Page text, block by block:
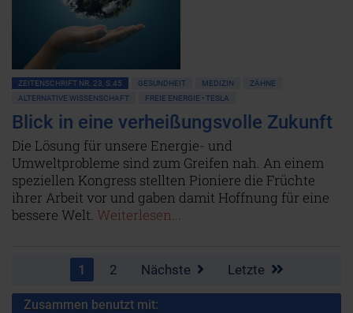
ZEITENSCHRIFT NR. 23, S.45 GESUNDHEIT MEDIZIN
ZÄHNE
ALTERNATIVE WISSENSCHAFT
FREIE ENERGIE • TESLA
Blick in eine verheißungsvolle Zukunft
Die Lösung für unsere Energie- und
Umweltprobleme sind zum Greifen nah. An einem
speziellen Kongress stellten Pioniere die Früchte
ihrer Arbeit vor und gaben damit Hoffnung für eine
bessere Welt. Weiterlesen...
1 2 Nächste Letzte
Zusammen benutzt mit: